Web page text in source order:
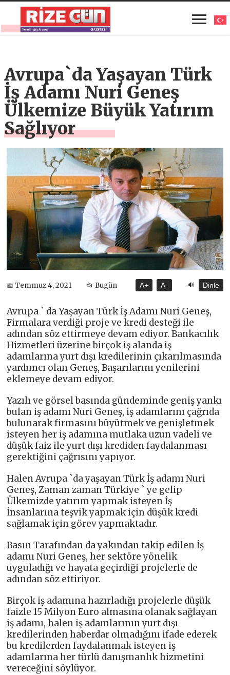
Avrupa`da Yaşayan Türk
İş Adamı Nuri Geneş
Ülkemize Büyük Yatırım
Sağlıyor
📅 Temmuz 4, 2021 📂 Bugün A+ A- 🔊 Dinle
Avrupa ` da Yaşayan Türk İş Adamı Nuri Geneş,
Firmalara verdiği proje ve kredi desteği ile
adından söz ettirmeye devam ediyor. Bankacılık
Hizmetleri üzerine birçok iş alanda iş
adamlarına yurt dışı kredilerinin çıkarılmasında
yardımcı olan Geneş, Başarılarını yenilerini
eklemeye devam ediyor.
Yazılı ve görsel basında gündeminde geniş yankı
bulan iş adamı Nuri Geneş, iş adamlarını çağrıda
bulunarak firmasını büyütmek ve genişletmek
isteyen her iş adamına mutlaka uzun vadeli ve
düşük faiz ile yurt dışı krediden faydalanması
gerektiğini çağrısını yapıyor.
Halen Avrupa `da yaşayan Türk İş adamı Nuri
Geneş, Zaman zaman Türkiye ` ye gelip
Ülkemizde yatırım yapmak isteyen İş
İnsanlarına teşvik yapmak için düşük kredi
sağlamak için görev yapmaktadır.
Basın Tarafından da yakından takip edilen İş
adamı Nuri Geneş, her sektöre yönelik
uyguladığı ve hayata geçirdiği projelerle de
adından söz ettiriyor.
Birçok iş adamına hazırladığı projelerle düşük
faizle 15 Milyon Euro almasına olanak sağlayan
iş adamı, halen iş adamlarının yurt dışı
kredilerinden haberdar olmadığını ifade ederek
bu kredilerden faydalanmak isteyen iş
adamlarına her türlü danışmanlık hizmetini
vereceğini söylüyor.